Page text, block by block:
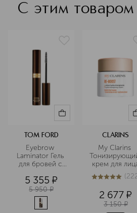
С этим
TOM FORD
Eyebrow
Laminator Гель
для бровей с
ламинирования
5 355 ¤
5 950 ¤
CLARINS
My Clarins
крем для
5из 5222 (
2 677 ¤
3 150 ¤